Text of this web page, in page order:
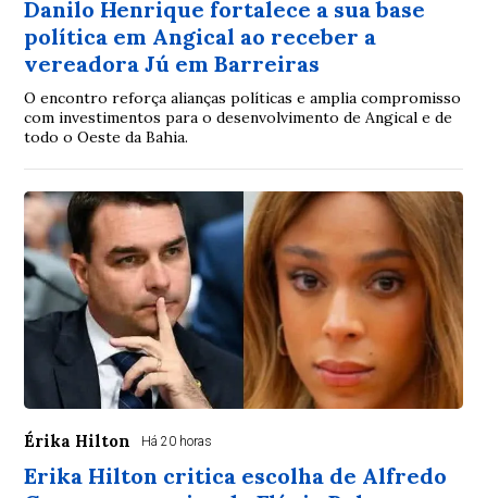
Danilo Henrique fortalece a sua base
política em Angical ao receber a
vereadora Jú em Barreiras
O encontro reforça alianças políticas e amplia compromisso
com investimentos para o desenvolvimento de Angical e de
todo o Oeste da Bahia.
Érika Hilton Há 20 horas
Erika Hilton critica escolha de Alfredo